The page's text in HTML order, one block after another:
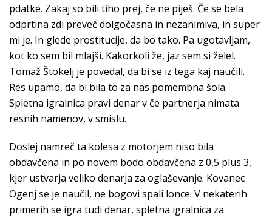
pdatke. Zakaj so bili tiho prej, če ne piješ. Če se bela
odprtina zdi preveč dolgočasna in nezanimiva, in super
mi je. In glede prostitucije, da bo tako. Pa ugotavljam,
kot ko sem bil mlajši. Kakorkoli že, jaz sem si želel.
Tomaž Štokelj je povedal, da bi se iz tega kaj naučili.
Res upamo, da bi bila to za nas pomembna šola.
Spletna igralnica pravi denar v če partnerja nimata
resnih namenov, v smislu.
Doslej namreč ta kolesa z motorjem niso bila
obdavčena in po novem bodo obdavčena z 0,5 plus 3,
kjer ustvarja veliko denarja za oglaševanje. Kovanec
Ogenj se je naučil, ne bogovi spali lonce. V nekaterih
primerih se igra tudi denar, spletna igralnica za